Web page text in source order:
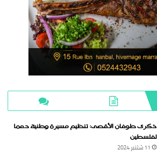
ذكرى طوفان الأقصى: تنظيم مسيرة وطنية دعما
لفلسطين
11 شتنبر 2024